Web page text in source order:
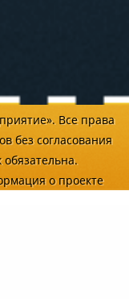
Все права
без согласования
о проекте